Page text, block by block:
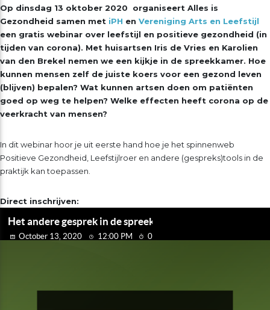
Op dinsdag 13 oktober 2020 organiseert Alles is
Gezondheid samen met iPH en Vereniging Arts en Leefstijl
een gratis webinar over leefstijl en positieve gezondheid (in
tijden van corona). Met huisartsen Iris de Vries en Karolien
van den Brekel nemen we een kijkje in de spreekkamer. Hoe
kunnen mensen zelf de juiste koers voor een gezond leven
(blijven) bepalen? Wat kunnen artsen doen om patiënten
goed op weg te helpen? Welke effecten heeft corona op de
veerkracht van mensen?
In dit webinar hoor je uit eerste hand hoe je het spinnenweb
Positieve Gezondheid, Leefstijlroer en andere (gespreks)tools in de
praktijk kan toepassen.
Direct inschrijven: